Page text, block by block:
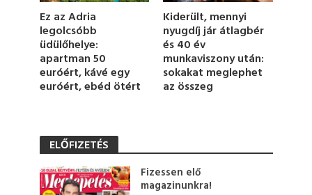
d
s
Ez az Adria
legolcsóbb
üdülőhelye:
apartman 50
euróért, kávé egy
euróért, ebéd ötért
Kiderült, mennyi
nyugdíj jár átlagbér
és 40 év
munkaviszony után:
sokakat meglephet
az összeg
ELŐFIZETÉS
Fizessen elő
magazinunkra!